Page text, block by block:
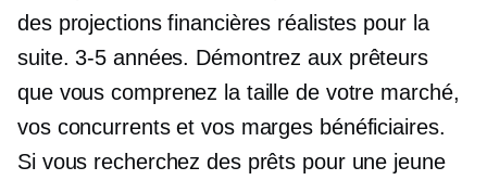
des projections financières réalistes pour la
suite.3-5 années. Démontrez aux prêteurs
que vous comprenez la taille de votre marché,
vos concurrents et vos marges bénéficiaires.
Si vous recherchez des prêts pour une jeune